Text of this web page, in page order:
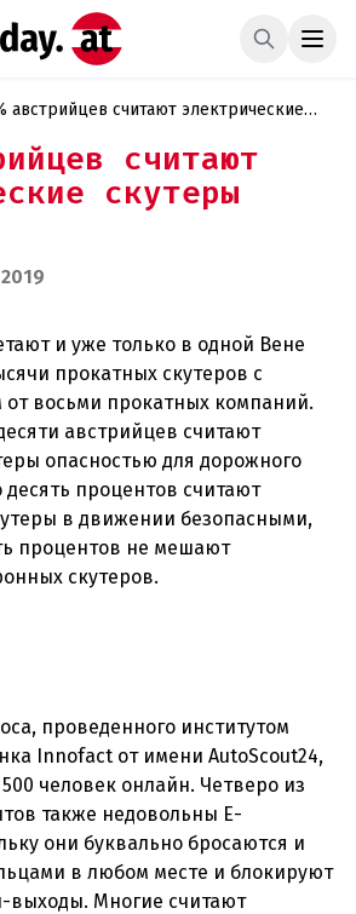
австрийцев считают электрические
считают
скутеры
и уже только в одной Вене
прокатных скутеров с
от восьми прокатных компаний.
австрийцев считают
опасностью для дорожного
процентов считают
в движении безопасными,
процентов не мешают
проведенного институтом
Innofact от имени AutoScout24,
человек онлайн. Четверо из
также недовольны Е-
они буквально бросаются и
в любом месте и блокируют
выходы. Многие считают